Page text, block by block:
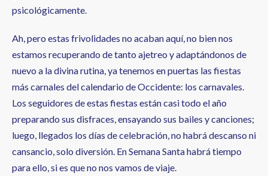
psicológicamente.
Ah, pero estas frivolidades no acaban aquí, no bien nos
estamos recuperando de tanto ajetreo y adaptándonos de
nuevo a la divina rutina, ya tenemos en puertas las fiestas
más carnales del calendario de Occidente: los carnavales.
Los seguidores de estas fiestas están casi todo el año
preparando sus disfraces, ensayando sus bailes y canciones;
luego, llegados los días de celebración, no habrá descanso ni
cansancio, solo diversión. En Semana Santa habrá tiempo
para ello, si es que no nos vamos de viaje.